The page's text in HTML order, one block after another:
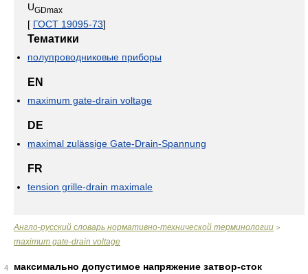
UGDmax
[ ГОСТ 19095-73]
Тематики
полупроводниковые приборы
EN
maximum gate-drain voltage
DE
maximal zulässige Gate-Drain-Spannung
FR
tension grille-drain maximale
Англо-русский словарь нормативно-технической терминологии >
maximum gate-drain voltage
4
максимально допустимое напряжение затвор-сток